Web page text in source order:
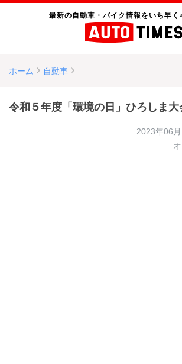
最新の自動車・バイク情報をいち早く
ホーム 自動車
令和５年度「環境の日」ひろしま大
2023年06